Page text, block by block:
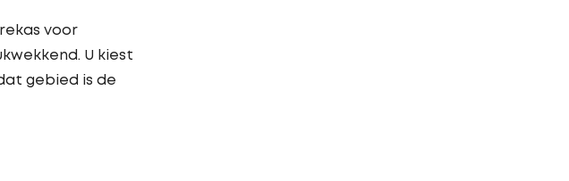
voor
U kiest
gebied is de